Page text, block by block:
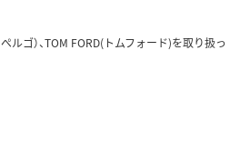
ルゴ）、TOM FORD(トムフォード)を取り扱っ